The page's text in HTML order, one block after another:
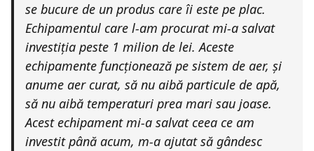
se bucure de un produs care îi este pe plac.
Echipamentul care l-am procurat mi-a salvat
investiția peste 1 milion de lei. Aceste
echipamente funcționează pe sistem de aer, și
anume aer curat, să nu aibă particule de apă,
să nu aibă temperaturi prea mari sau joase.
Acest echipament mi-a salvat ceea ce am
investit până acum, m-a ajutat să gândesc